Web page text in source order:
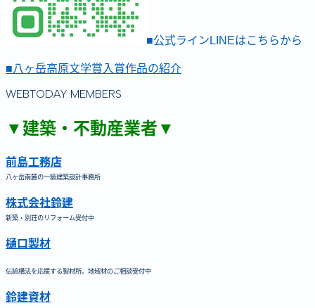
■公式ラインLINEはこちらから
■八ヶ岳高原文学賞入賞作品の紹介
WEBTODAY MEMBERS
▼建築・不動産業者▼
前島工務店
八ヶ岳南麓の一級建築設計事務所
株式会社鈴建
新築・別荘のリフォーム受付中
樋口製材
伝統構法を応援する製材所。地域材のご相談受付中
鈴建資材